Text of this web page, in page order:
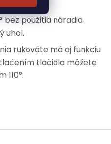
bez použitia náradia,
uhol.
rukoväte má aj funkciu
tlačidla môžete